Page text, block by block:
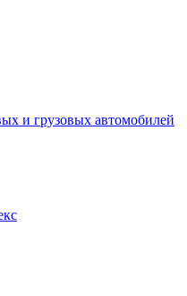
и грузовых автомобилей